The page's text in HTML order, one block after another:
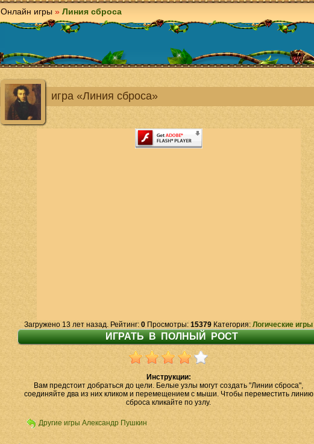
Онлайн игры » Линия сброса
игра «Линия сброса»
Загружено 13 лет назад. Рейтинг: 0Просмотры: 15379 Категория: Логические игры
Инструкции:
Вам предстоит добраться до цели. Белые узлы могут создать "Линии сброса",
соединяйте два из них кликом и перемещением с мыши. Чтобы переместить линию
сброса кликайте по узлу.
Другие игры Александр Пушкин